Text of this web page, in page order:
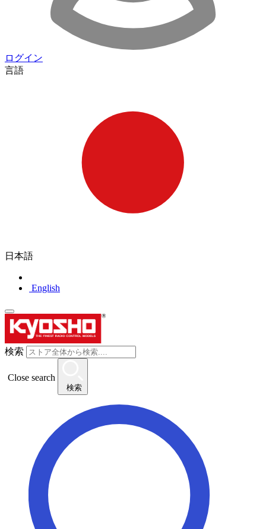
ログイン
言語
日本語
English
検索
Close search
検索